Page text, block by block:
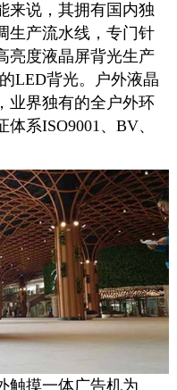
来说，其拥有国内独
生产流水线，专门针
亮度液晶屏背光生产
LED背光。户外液晶
业界独有的全户外环
系ISO9001、BV、
触摸一体广告机为